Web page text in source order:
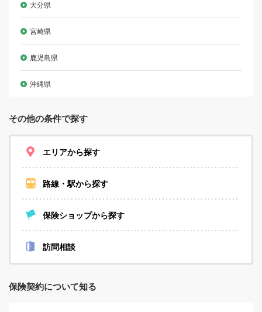
大分県
宮崎県
鹿児島県
沖縄県
その他の条件で探す
エリアから探す
路線・駅から探す
保険ショップから探す
訪問相談
保険契約について知る